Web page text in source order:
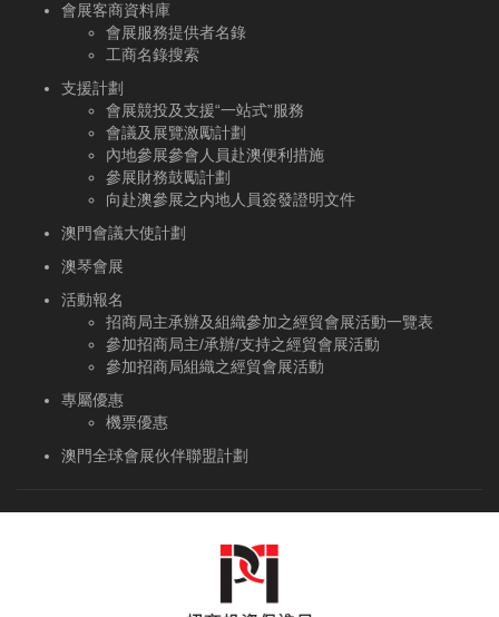
會展客商資料庫
會展服務提供者名錄
工商名錄搜索
支援計劃
會展競投及支援“一站式”服務
會議及展覽激勵計劃
內地參展參會人員赴澳便利措施
參展財務鼓勵計劃
向赴澳參展之内地人員簽發證明文件
澳門會議大使計劃
澳琴會展
活動報名
招商局主承辦及組織參加之經貿會展活動一覽表
參加招商局主/承辦/支持之經貿會展活動
參加招商局組織之經貿會展活動
專屬優惠
機票優惠
澳門全球會展伙伴聯盟計劃